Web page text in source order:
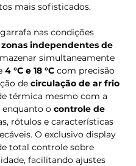
mais sofisticados.
nas condições
independentes de
simultaneamente
4 °C e 18 °Ccom precisão
de circulação de ar frio
térmica mesmo com a
o controle de
rótulos e características
O exclusivo display
total controle sobre
facilitando ajustes